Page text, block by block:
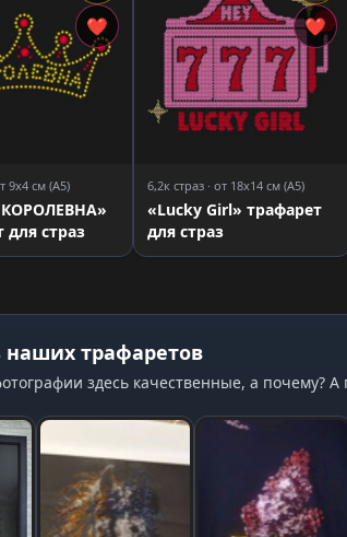
❤
9x4 см (A5)
для страз
❤
6,2к страз · от 18x14 см (A5)
«Lucky Girl» трафарет
для страз
трафаретов
здесь качественные, а почему?